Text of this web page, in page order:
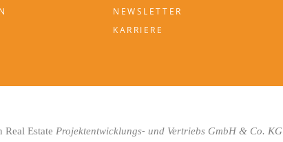
NEWSLETTER
KARRIERE
Estate Projektentwicklungs- und Vertriebs GmbH & Co. KG